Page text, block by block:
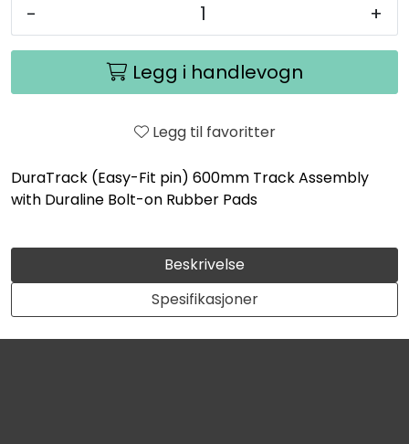
- +
Legg i handlevogn
Legg til favoritter
DuraTrack (Easy-Fit pin) 600mm Track Assembly
with Duraline Bolt-on Rubber Pads
Beskrivelse
Spesifikasjoner